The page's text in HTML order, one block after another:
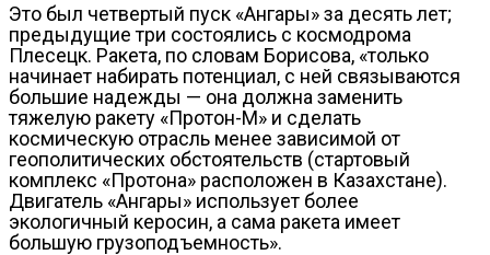
Это был четвертый пуск «Ангары» за десять лет;
предыдущие три состоялись с космодрома
Плесецк. Ракета, по словам Борисова, «только
начинает набирать потенциал, с ней связываются
большие надежды — она должна заменить
тяжелую ракету «Протон-М» и сделать
космическую отрасль менее зависимой от
геополитических обстоятельств (стартовый
комплекс «Протона» расположен в Казахстане).
Двигатель «Ангары» использует более
экологичный керосин, а сама ракета имеет
большую грузоподъемность».